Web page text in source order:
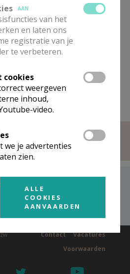
PORTAAL
is er in Sint-Jakob om 9.30
Mechelen
Vacatures
Contact
Voorwaarden
AAN
van het
en laten ons
registratie van je
te verbeteren.
cookies
weergeven
inhoud,
video.
we je advertenties
zien.
ALLE
COOKIES
AANVAARDEN